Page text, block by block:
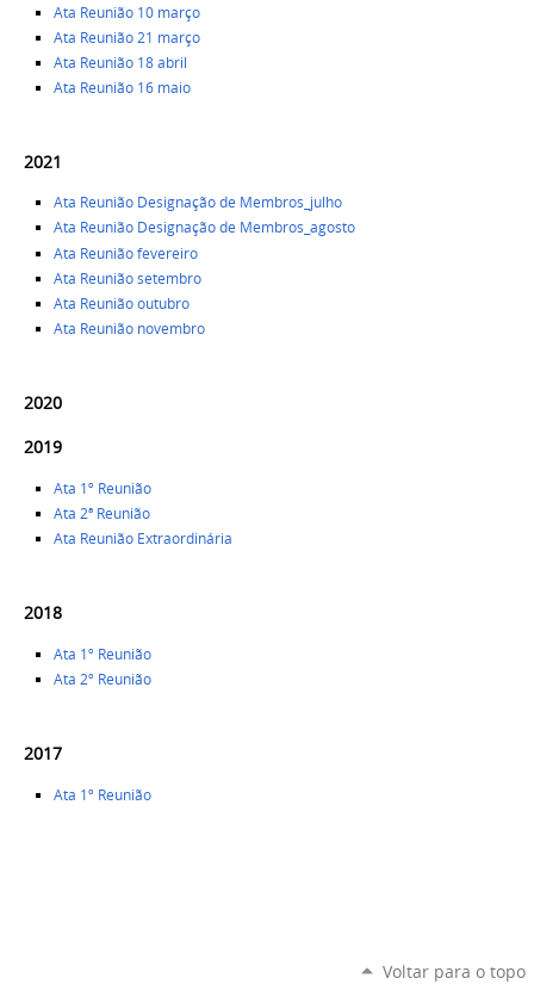
Ata Reunião 10 março
Ata Reunião21 março
Ata Reunião18 abril
Ata Reunião16 maio
2021
Ata Reunião Designação de Membros_julho
Ata Reunião Designação de Membros_agosto
Ata Reunião fevereiro
Ata Reunião setembro
Ata Reunião outubro
Ata Reunião novembro
2020
2019
Ata 1º Reunião
Ata 2ª Reunião
Ata Reunião Extraordinária
2018
Ata 1º Reunião
Ata 2º Reunião
2017
Ata 1º Reunião
Voltar para o topo